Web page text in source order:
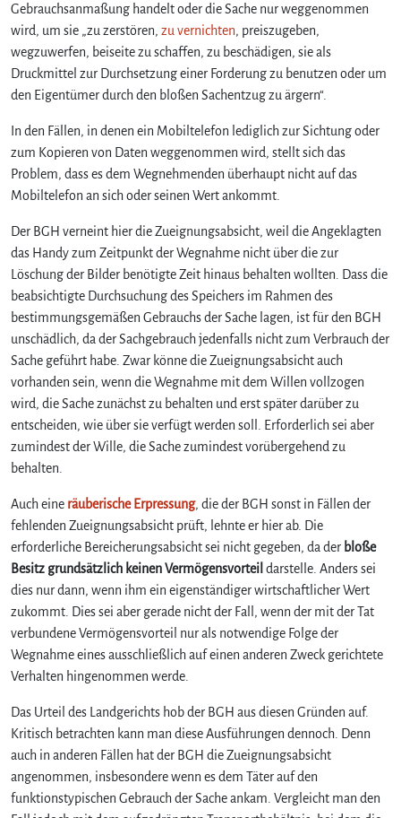
Gebrauchsanmaßung handelt oder die Sache nur weggenommen
wird, um sie „zu zerstören, zu vernichten, preiszugeben,
wegzuwerfen, beiseite zu schaffen, zu beschädigen, sie als
Druckmittel zur Durchsetzung einer Forderung zu benutzen oder um
den Eigentümer durch den bloßen Sachentzug zu ärgern“.
In den Fällen, in denen ein Mobiltelefon lediglich zur Sichtung oder
zum Kopieren von Daten weggenommen wird, stellt sich das
Problem, dass es dem Wegnehmenden überhaupt nicht auf das
Mobiltelefon an sich oder seinen Wert ankommt.
Der BGH verneint hier die Zueignungsabsicht, weil die Angeklagten
das Handy zum Zeitpunkt der Wegnahme nicht über die zur
Löschung der Bilder benötigte Zeit hinaus behalten wollten. Dass die
beabsichtigte Durchsuchung des Speichers im Rahmen des
bestimmungsgemäßen Gebrauchs der Sache lagen, ist für den BGH
unschädlich, da der Sachgebrauch jedenfalls nicht zum Verbrauch der
Sache geführt habe. Zwar könne die Zueignungsabsicht auch
vorhanden sein, wenn die Wegnahme mit dem Willen vollzogen
wird, die Sache zunächst zu behalten und erst später darüber zu
entscheiden, wie über sie verfügt werden soll. Erforderlich sei aber
zumindest der Wille, die Sache zumindest vorübergehend zu
behalten.
Auch eine räuberische Erpressung, die der BGH sonst in Fällen der
fehlenden Zueignungsabsicht prüft, lehnte er hier ab. Die
erforderliche Bereicherungsabsicht sei nicht gegeben, da der bloße
Besitz grundsätzlich keinen Vermögensvorteil darstelle. Anders sei
dies nur dann, wenn ihm ein eigenständiger wirtschaftlicher Wert
zukommt. Dies sei aber gerade nicht der Fall, wenn der mit der Tat
verbundene Vermögensvorteil nur als notwendige Folge der
Wegnahme eines ausschließlich auf einen anderen Zweck gerichtete
Verhalten hingenommen werde.
Das Urteil des Landgerichts hob der BGH aus diesen Gründen auf.
Kritisch betrachten kann man diese Ausführungen dennoch. Denn
auch in anderen Fällen hat der BGH die Zueignungsabsicht
angenommen, insbesondere wenn es dem Täter auf den
funktionstypischen Gebrauch der Sache ankam. Vergleicht man den